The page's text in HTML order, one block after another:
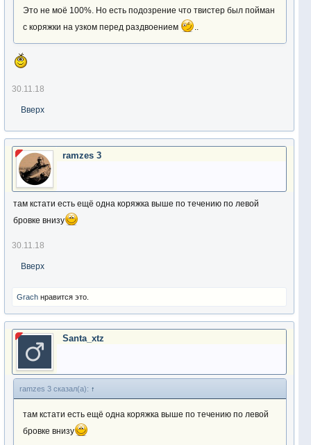
Это не моё 100%. Но есть подозрение что твистер был пойман
с коряжки на узком перед раздвоением
..
30.11.18
Вверх
ramzes 3
там кстати есть ещё одна коряжка выше по течению по левой
бровке внизу
30.11.18
Вверх
Grach нравится это.
Santa_xtz
ramzes 3 сказал(а): ↑
там кстати есть ещё одна коряжка выше по течению по левой
бровке внизу